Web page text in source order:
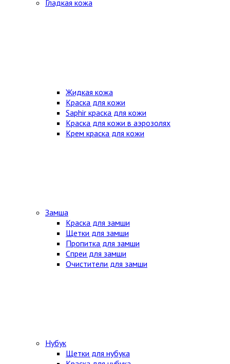
Гладкая кожа
Жидкая кожа
Краска для кожи
Saphir краска для кожи
Краска для кожи в аэрозолях
Крем краска для кожи
Замша
Краска для замши
Щетки для замши
Пропитка для замши
Спреи для замши
Очистители для замши
Нубук
Щетки для нубука